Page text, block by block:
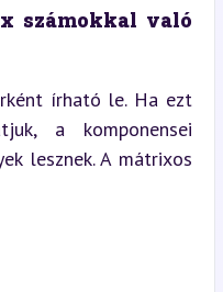
számokkal való
írható le. Ha ezt
a komponensei
lesznek. A mátrixos